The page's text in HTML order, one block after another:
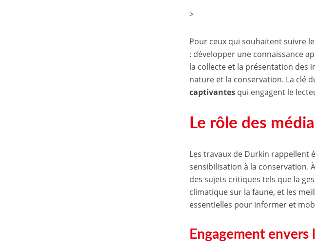
>
Pour ceux qui souhaitent suivre
: développer une connaissance
la collecte et la présentation des
nature et la conservation. La clé
captivantes qui engagent le
Le rôle des
Les travaux de Durkin rappellent
sensibilisation à la conservation.
des sujets critiques tels que la
climatique sur la faune, et les
essentielles pour informer et
Engagement